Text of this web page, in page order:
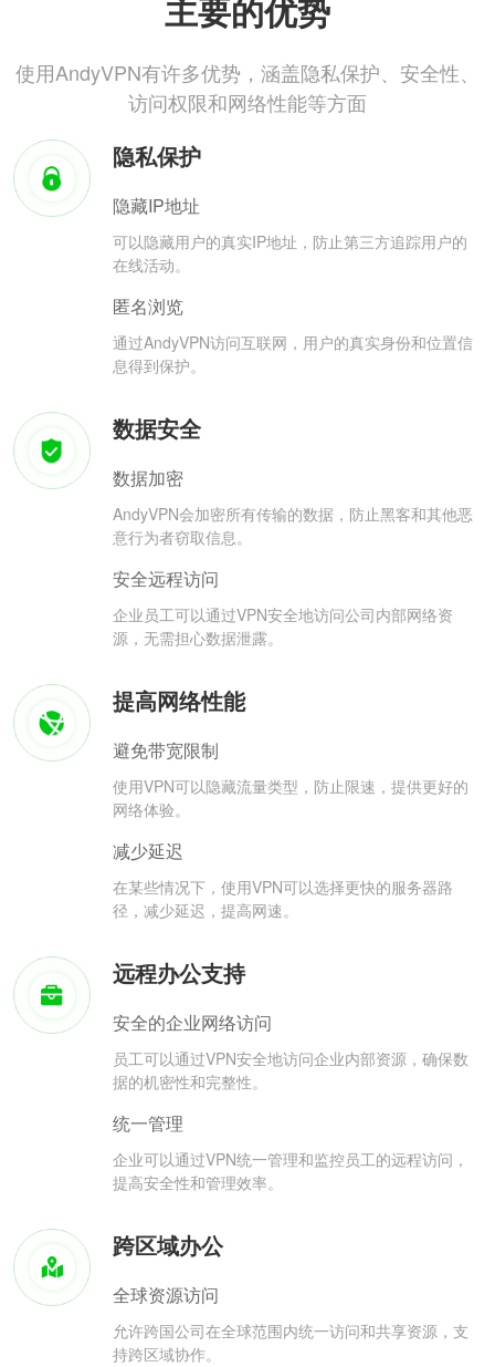
主要的优势
使用AndyVPN有许多优势，涵盖隐私保护、安全性、
访问权限和网络性能等方面
隐私保护
隐藏IP地址
可以隐藏用户的真实IP地址，防止第三方追踪用户的
在线活动。
匿名浏览
通过AndyVPN访问互联网，用户的真实身份和位置信
息得到保护。
数据安全
数据加密
AndyVPN会加密所有传输的数据，防止黑客和其他恶
意行为者窃取信息。
安全远程访问
企业员工可以通过VPN安全地访问公司内部网络资
源，无需担心数据泄露。
提高网络性能
避免带宽限制
使用VPN可以隐藏流量类型，防止限速，提供更好的
网络体验。
减少延迟
在某些情况下，使用VPN可以选择更快的服务器路
径，减少延迟，提高网速。
远程办公支持
安全的企业网络访问
员工可以通过VPN安全地访问企业内部资源，确保数
据的机密性和完整性。
统一管理
企业可以通过VPN统一管理和监控员工的远程访问，
提高安全性和管理效率。
跨区域办公
全球资源访问
允许跨国公司在全球范围内统一访问和共享资源，支
持跨区域协作。